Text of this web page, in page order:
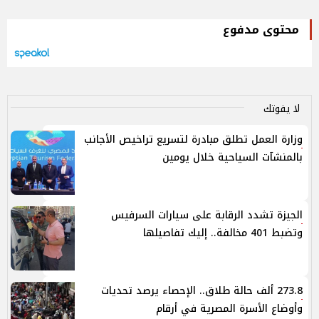
محتوى مدفوع
لا يفوتك
وزارة العمل تطلق مبادرة لتسريع تراخيص الأجانب
بالمنشآت السياحية خلال يومين
الجيزة تشدد الرقابة على سيارات السرفيس
وتضبط 401 مخالفة.. إليك تفاصيلها
273.8 ألف حالة طلاق.. الإحصاء يرصد تحديات
وأوضاع الأسرة المصرية في أرقام